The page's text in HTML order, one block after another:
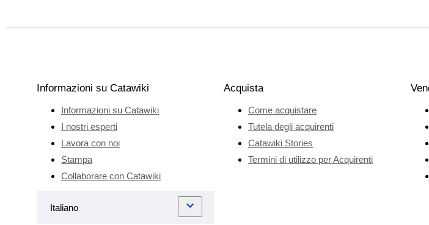
Informazioni su Catawiki
Informazioni su Catawiki
I nostri esperti
Lavora con noi
Stampa
Collaborare con Catawiki
Acquista
Come acquistare
Tutela degli acquirenti
Catawiki Stories
Termini di utilizzo per Acquirenti